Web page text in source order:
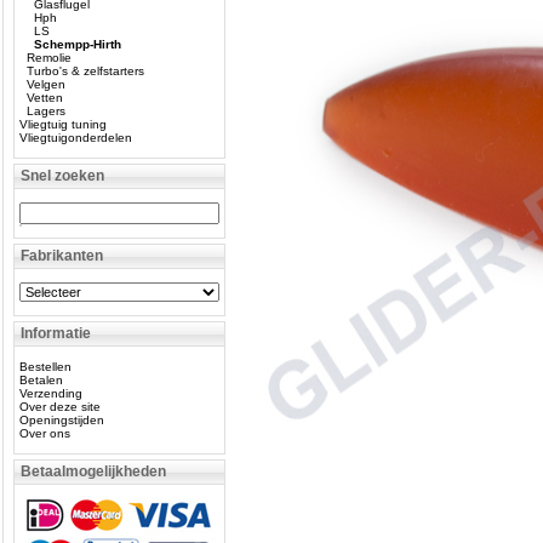
Glasflugel
Hph
LS
Schempp-Hirth
Remolie
Turbo's & zelfstarters
Velgen
Vetten
Lagers
Vliegtuig tuning
Vliegtuigonderdelen
Snel zoeken
Fabrikanten
Informatie
Bestellen
Betalen
Verzending
Over deze site
Openingstijden
Over ons
Betaalmogelijkheden